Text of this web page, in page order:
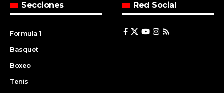
Secciones
Formula 1
Basquet
Boxeo
Tenis
Red Social